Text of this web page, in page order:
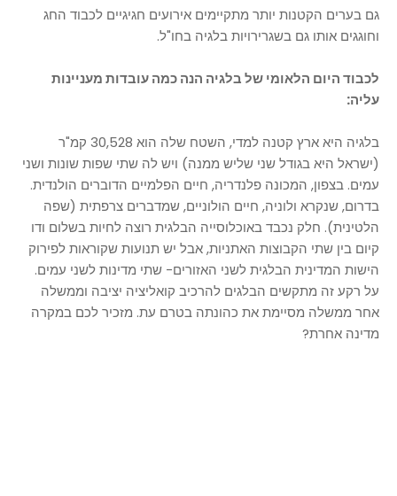
גם בערים הקטנות יותר מתקיימים אירועים חגיגיים לכבוד החג
וחוגגים אותו גם בשגרירויות בלגיה בחו"ל.
לכבוד היום הלאומי של בלגיה הנה כמה עובדות מעניינות
עליה:
בלגיה היא ארץ קטנה למדי, השטח שלה הוא 30,528 קמ"ר
(ישראל היא בגודל שני שליש ממנה) ויש לה שתי שפות שונות ושני
עמים. בצפון, המכונה פלנדריה, חיים הפלמיים הדוברים הולנדית.
בדרום, שנקרא ולוניה, חיים הולוניים, שמדברים צרפתית (שפה
הלטינית). חלק נכבד באוכלוסייה הבלגית רוצה לחיות בשלום ודו
קיום בין שתי הקבוצות האתניות, אבל יש תנועות שקוראות לפירוק
הישות המדינית הבלגית לשני האזורים- שתי מדינות לשני עמים.
על רקע זה מתקשים הבלגים להרכיב קואליציה יציבה וממשלה
אחר ממשלה מסיימת את כהונתה בטרם עת. מזכיר לכם במקרה
מדינה אחרת?